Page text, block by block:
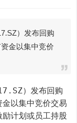
）发布回购
金以集中竞价
）发布回购
以集中竞价交易
计划或员工持股